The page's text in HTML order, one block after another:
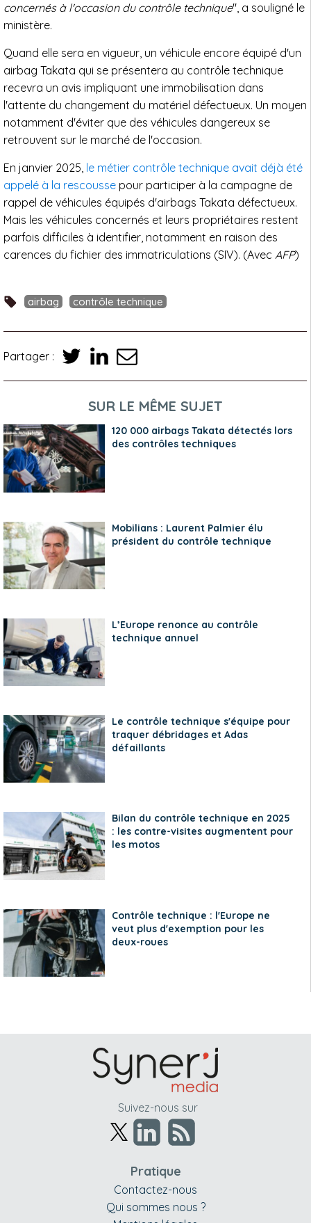
concernés à l'occasion du contrôle technique", a souligné le
ministère.
Quand elle sera en vigueur, un véhicule encore équipé d'un
airbag Takata qui se présentera au contrôle technique
recevra un avis impliquant une immobilisation dans
l'attente du changement du matériel défectueux. Un moyen
notamment d'éviter que des véhicules dangereux se
retrouvent sur le marché de l'occasion.
En janvier 2025, le métier contrôle technique avait déjà été
appelé à la rescousse pour participer à la campagne de
rappel de véhicules équipés d'airbags Takata défectueux.
Mais les véhicules concernés et leurs propriétaires restent
parfois difficiles à identifier, notamment en raison des
carences du fichier des immatriculations (SIV). (Avec AFP)
airbag contrôle technique
Partager :
SUR LE MÊME SUJET
120 000 airbags Takata détectés lors
des contrôles techniques
Mobilians : Laurent Palmier élu
président du contrôle technique
L’Europe renonce au contrôle
technique annuel
Le contrôle technique s'équipe pour
traquer débridages et Adas
défaillants
Bilan du contrôle technique en 2025
: les contre-visites augmentent pour
les motos
Contrôle technique : l'Europe ne
veut plus d'exemption pour les
deux-roues
Suivez-nous sur
Pratique
Contactez-nous
Qui sommes nous ?